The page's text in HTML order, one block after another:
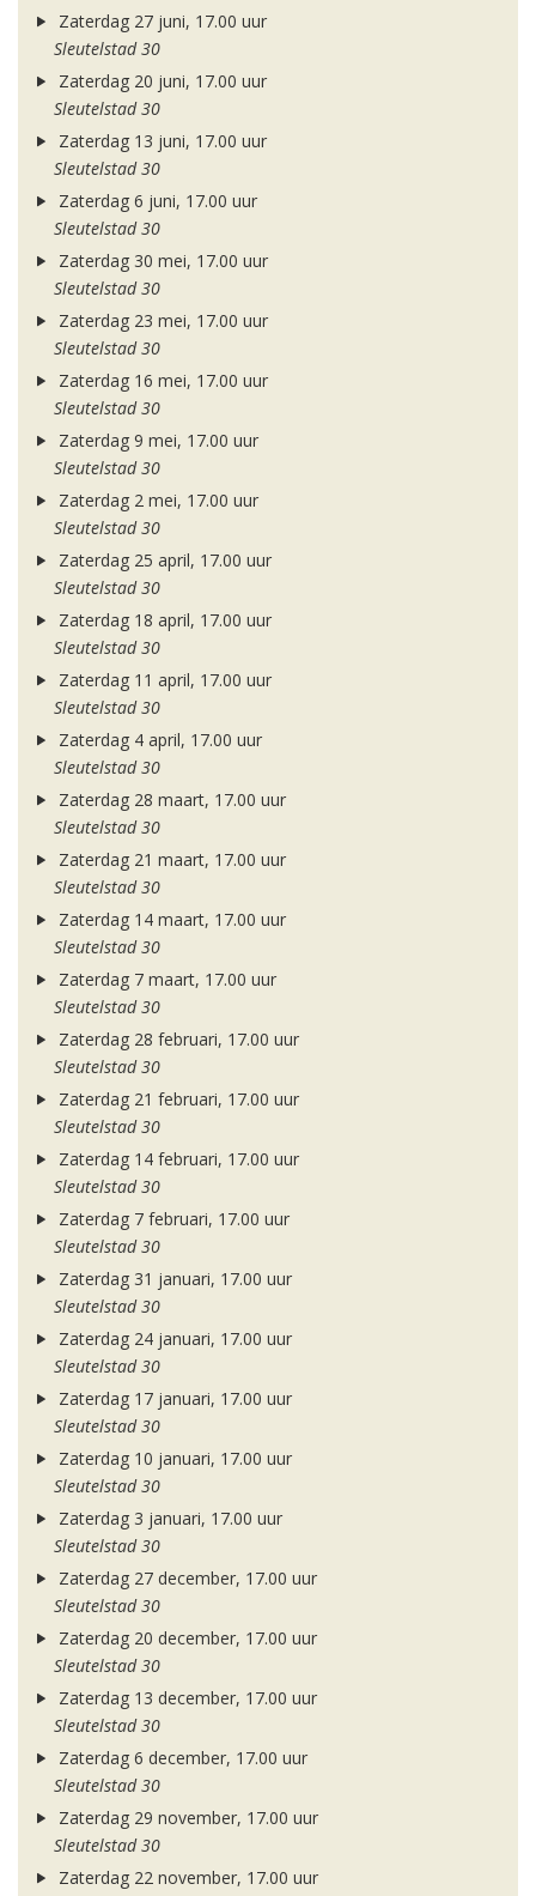
Zaterdag 27 juni, 17.00 uur
Sleutelstad 30
Zaterdag 20 juni, 17.00 uur
Sleutelstad 30
Zaterdag 13 juni, 17.00 uur
Sleutelstad 30
Zaterdag 6 juni, 17.00 uur
Sleutelstad 30
Zaterdag 30 mei, 17.00 uur
Sleutelstad 30
Zaterdag 23 mei, 17.00 uur
Sleutelstad 30
Zaterdag 16 mei, 17.00 uur
Sleutelstad 30
Zaterdag 9 mei, 17.00 uur
Sleutelstad 30
Zaterdag 2 mei, 17.00 uur
Sleutelstad 30
Zaterdag 25 april, 17.00 uur
Sleutelstad 30
Zaterdag 18 april, 17.00 uur
Sleutelstad 30
Zaterdag 11 april, 17.00 uur
Sleutelstad 30
Zaterdag 4 april, 17.00 uur
Sleutelstad 30
Zaterdag 28 maart, 17.00 uur
Sleutelstad 30
Zaterdag 21 maart, 17.00 uur
Sleutelstad 30
Zaterdag 14 maart, 17.00 uur
Sleutelstad 30
Zaterdag 7 maart, 17.00 uur
Sleutelstad 30
Zaterdag 28 februari, 17.00 uur
Sleutelstad 30
Zaterdag 21 februari, 17.00 uur
Sleutelstad 30
Zaterdag 14 februari, 17.00 uur
Sleutelstad 30
Zaterdag 7 februari, 17.00 uur
Sleutelstad 30
Zaterdag 31 januari, 17.00 uur
Sleutelstad 30
Zaterdag 24 januari, 17.00 uur
Sleutelstad 30
Zaterdag 17 januari, 17.00 uur
Sleutelstad 30
Zaterdag 10 januari, 17.00 uur
Sleutelstad 30
Zaterdag 3 januari, 17.00 uur
Sleutelstad 30
Zaterdag 27 december, 17.00 uur
Sleutelstad 30
Zaterdag 20 december, 17.00 uur
Sleutelstad 30
Zaterdag 13 december, 17.00 uur
Sleutelstad 30
Zaterdag 6 december, 17.00 uur
Sleutelstad 30
Zaterdag 29 november, 17.00 uur
Sleutelstad 30
Zaterdag 22 november, 17.00 uur